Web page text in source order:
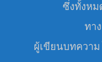
ซึ่งทั้งหม
ทา
ผู้เขียนบทควา